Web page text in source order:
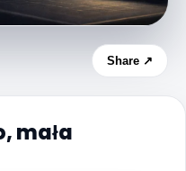
Share ↗
mała